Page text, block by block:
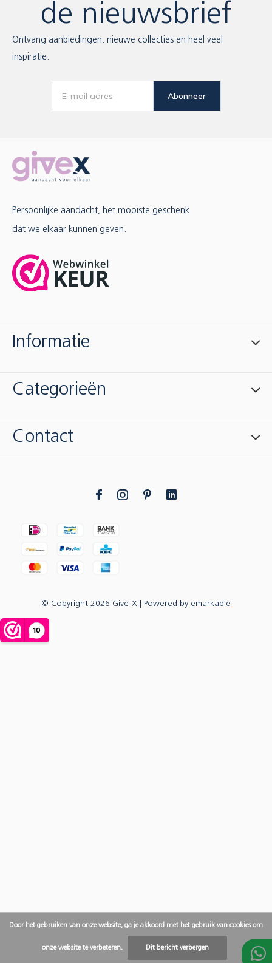
de nieuwsbrief
Ontvang aanbiedingen, nieuwe collecties en heel veel
inspiratie.
Abonneer
Persoonlijke aandacht, het mooiste geschenk
dat we elkaar kunnen geven.
Informatie
Categorieën
Contact
© Copyright 2026 Give-X | Powered by emarkable
Door het gebruiken van onze website, ga je akkoord met het gebruik van cookies om
onze website te verbeteren. Dit bericht verbergen